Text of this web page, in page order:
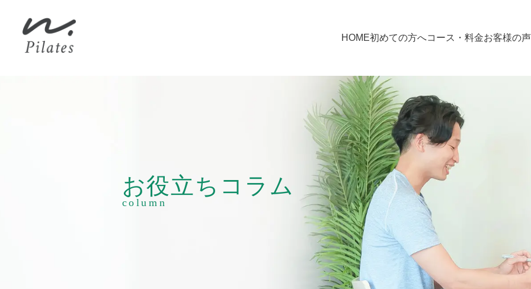
HOME初めての方へコース・料金お客様の声
お役立ち コラム
column